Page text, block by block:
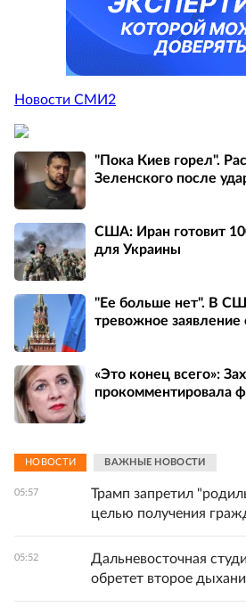
Новости СМИ2
"Пока Киев горел".
Зеленского после
США: Иран готовит
для Украины
"Ее больше нет". В
тревожное заявление
«Это конец всего»:
прокомментировала
НОВОСТИ ВАЖНЫЕ НОВОСТИ
05:57
Трамп запретил
целью получения
05:52
Дальневосточная
обретет второе